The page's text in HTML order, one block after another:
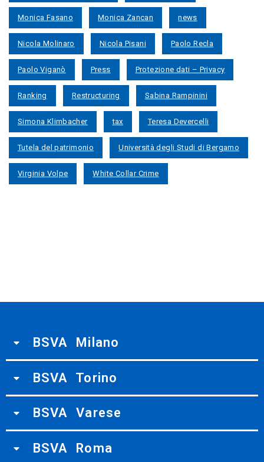
Monica Fasano Monica Zancan news
Nicola Molinaro Nicola Pisani Paolo Recla
Paolo Viganò Press Protezione dati – Privacy
Ranking Restructuring Sabina Rampinini
Simona Klimbacher tax Teresa Devercelli
Tutela del patrimonio Università degli Studi di Bergamo
Virginia Volpe White Collar Crime
BSVA Milano
BSVA Torino
BSVA Varese
BSVA Roma